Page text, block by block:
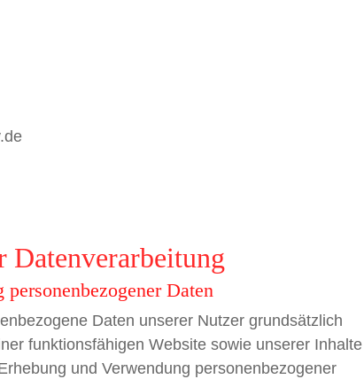
Daten
Daten unserer Nutzer grundsätzlich
funktionsfähigen Website sowie unserer Inhalte
und Verwendung personenbezogener